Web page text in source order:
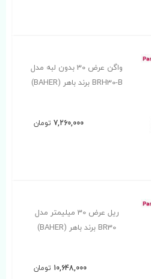
واگن عرض 30 بدون لبه مدل
BRH30-B برند باهر (BAHER)
7,260,000 تومان
ریل عرض 30 میلیمتر مدل
BR30 برند باهر (BAHER)
10,648,000 تومان